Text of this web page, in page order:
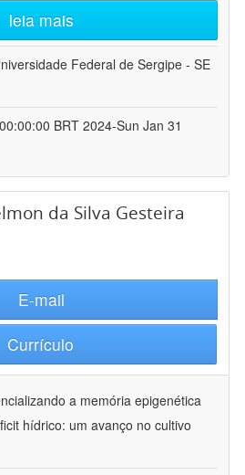
leia mais
Federal de Sergipe - SE
BRT 2024-Sun Jan 31
da Silva Gesteira
E-mail
Currículo
a memória epigenética
hídrico: um avanço no cultivo